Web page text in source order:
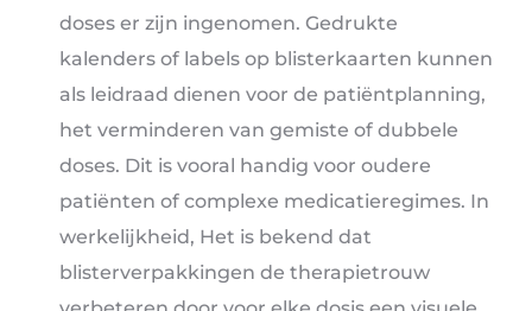
doses er zijn ingenomen. Gedrukte
kalenders of labels op blisterkaarten kunnen
als leidraad dienen voor de patiëntplanning,
het verminderen van gemiste of dubbele
doses. Dit is vooral handig voor oudere
patiënten of complexe medicatieregimes. In
werkelijkheid, Het is bekend dat
blisterverpakkingen de therapietrouw